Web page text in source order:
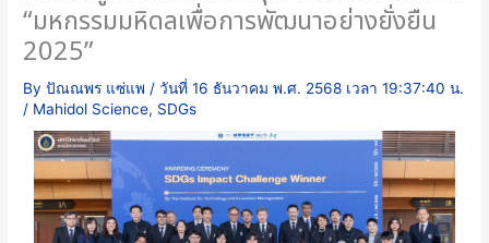
“มหกรรมมหิดลเพื่อการพัฒนาอย่างยั่งยืน
2025”
Byปัณณพร แซ่แพ /วันที่ 16 ธันวาคม พ.ศ. 2568 เวลา 19:37:40 น.
/ Mahidol Science, SDGs